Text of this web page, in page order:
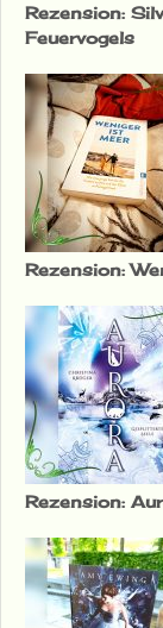
Rezension:
Feuervogels
Rezension:
Rezension: